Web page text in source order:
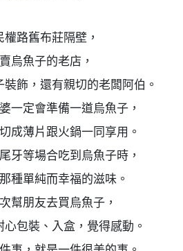
權路舊布莊隔壁，
烏魚子的老店，
飾，還有親切的老闆阿伯。
一定會準備一道烏魚子，
成薄片跟火鍋一同享用。
牙等場合吃到烏魚子時，
種單純而幸福的滋味。
幫朋友去買烏魚子，
包裝、入盒，覺得感動。